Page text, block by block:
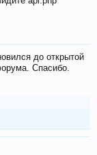
до открытой
Спасибо.